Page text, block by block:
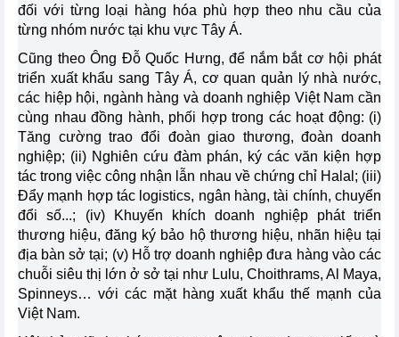
đối với từng loại hàng hóa phù hợp theo nhu cầu của
từng nhóm nước tại khu vực Tây Á.
Cũng theo Ông Đỗ Quốc Hưng, để nắm bắt cơ hội phát
triển xuất khẩu sang Tây Á, cơ quan quản lý nhà nước,
các hiệp hội, ngành hàng và doanh nghiệp Việt Nam cần
cùng nhau đồng hành, phối hợp trong các hoạt động: (i)
Tăng cường trao đổi đoàn giao thương, đoàn doanh
nghiệp; (ii) Nghiên cứu đàm phán, ký các văn kiện hợp
tác trong việc công nhận lẫn nhau về chứng chỉ Halal; (iii)
Đẩy mạnh hợp tác logistics, ngân hàng, tài chính, chuyển
đổi số...; (iv) Khuyến khích doanh nghiệp phát triển
thương hiệu, đăng ký bảo hộ thương hiệu, nhãn hiệu tại
địa bàn sở tại; (v) Hỗ trợ doanh nghiệp đưa hàng vào các
chuỗi siêu thị lớn ở sở tại như Lulu, Choithrams, Al Maya,
Spinneys… với các mặt hàng xuất khẩu thế mạnh của
Việt Nam.